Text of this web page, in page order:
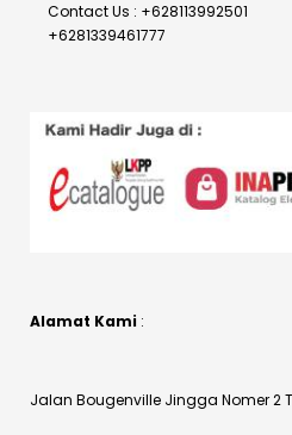
Contact Us : +628113992501
+6281339461777
Alamat Kami :
Jalan Bougenville Jingga Nomer 2